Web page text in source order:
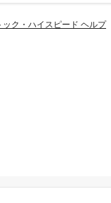
ック・ハイスピード ヘルプ